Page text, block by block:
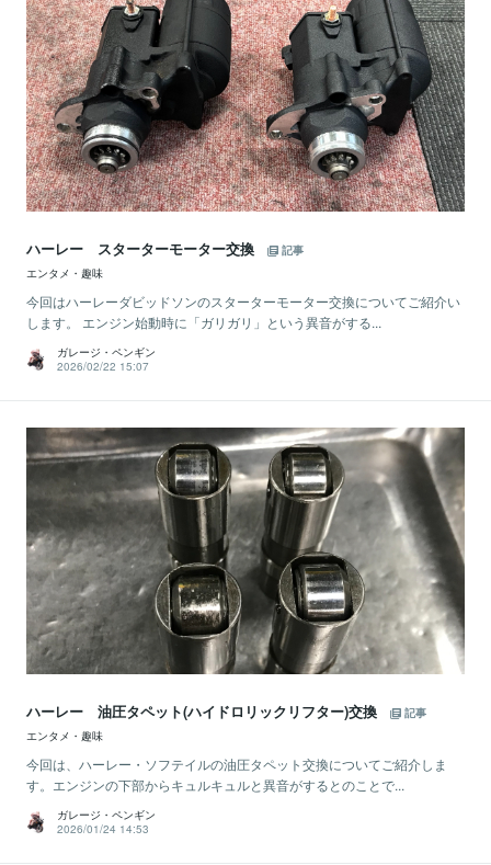
ハーレー スターターモーター交換
記事
エンタメ・趣味
今回はハーレーダビッドソンのスターターモーター交換についてご紹介い
します。 エンジン始動時に「ガリガリ」という異音がする...
ガレージ・ペンギン
2026/02/22 15:07
ハーレー 油圧タペット(ハイドロリックリフター)交換
記事
エンタメ・趣味
今回は、ハーレー・ソフテイルの油圧タペット交換についてご紹介しま
す。エンジンの下部からキュルキュルと異音がするとのことで...
ガレージ・ペンギン
2026/01/24 14:53